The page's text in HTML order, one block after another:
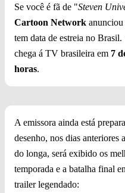
Se você é fã de "Steven
Cartoon Network
tem data de estreia no Brasil.
chega á TV brasileira em 7
horas.
A emissora ainda está
desenho, nos dias anteriores
do longa, será exibido os
temporada e a batalha final
trailer legendado: